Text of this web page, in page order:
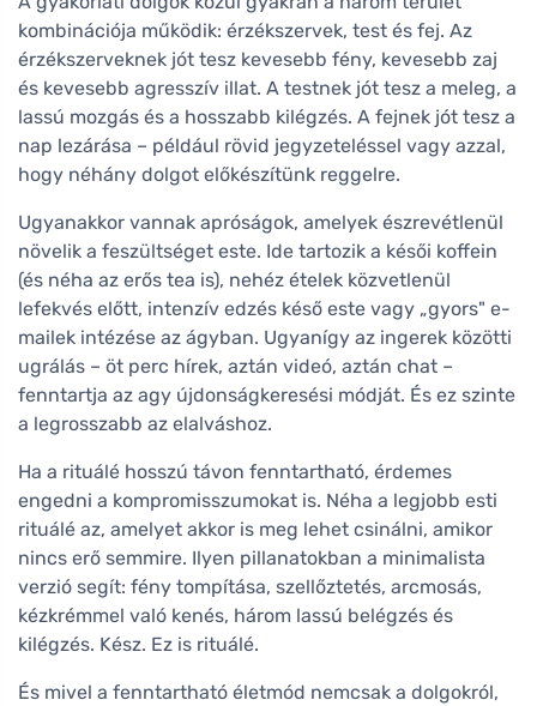
kombinációja működik: érzékszervek, test és fej. Az
érzékszerveknek jót tesz kevesebb fény, kevesebb zaj
és kevesebb agresszív illat. A testnek jót tesz a meleg, a
lassú mozgás és a hosszabb kilégzés. A fejnek jót tesz a
nap lezárása – például rövid jegyzeteléssel vagy azzal,
hogy néhány dolgot előkészítünk reggelre.
Ugyanakkor vannak apróságok, amelyek észrevétlenül
növelik a feszültséget este. Ide tartozik a késői koffein
(és néha az erős tea is), nehéz ételek közvetlenül
lefekvés előtt, intenzív edzés késő este vagy „gyors" e-
mailek intézése az ágyban. Ugyanígy az ingerek közötti
ugrálás – öt perc hírek, aztán videó, aztán chat –
fenntartja az agy újdonságkeresési módját. És ez szinte
a legrosszabb az elalváshoz.
Ha a rituálé hosszú távon fenntartható, érdemes
engedni a kompromisszumokat is. Néha a legjobb esti
rituálé az, amelyet akkor is meg lehet csinálni, amikor
nincs erő semmire. Ilyen pillanatokban a minimalista
verzió segít: fény tompítása, szellőztetés, arcmosás,
kézkrémmel való kenés, három lassú belégzés és
kilégzés. Kész. Ez is rituálé.
És mivel a fenntartható életmód nemcsak a dolgokról,